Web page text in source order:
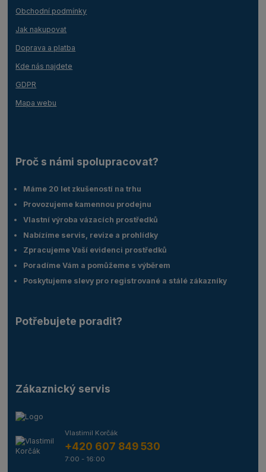
Obchodní podmínky
Jak nakupovat
Doprava a platba
Kde nás najdete
GDPR
Mapa webu
Proč s námi spolupracovat?
Máme 20 let zkušeností na trhu
Provozujeme kamennou prodejnu
Vlastní výroba vázacích prostředků
Nabízíme servis, revize a prohlídky
Zpracujeme Vaší evidenci prostředků
Poradíme Vám a pomůžeme s výběrem
Poskytujeme slevy pro registrované a stálé zákazníky
Potřebujete poradit?
Zákaznický servis
Vlastimil Korčák
+420 607 849 530
7:00 - 16:00